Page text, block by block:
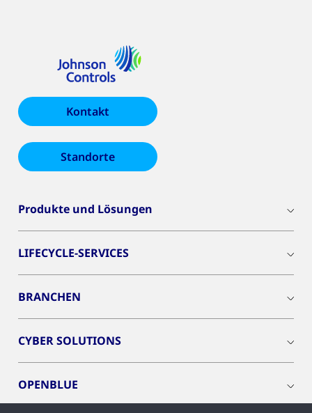
Kontakt
Standorte
Produkte und Lösungen
LIFECYCLE-SERVICES
BRANCHEN
CYBER SOLUTIONS
OPENBLUE